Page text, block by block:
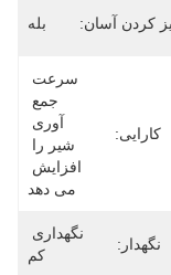
کردن آسان: بله
کارایی:
می دهد
نگهدار:
کم